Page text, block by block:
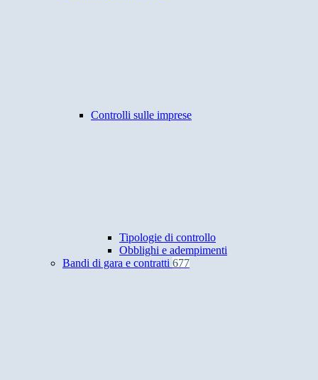
Controlli sulle imprese
Tipologie di controllo
Obblighi e adempimenti
Bandi di gara e contratti 677